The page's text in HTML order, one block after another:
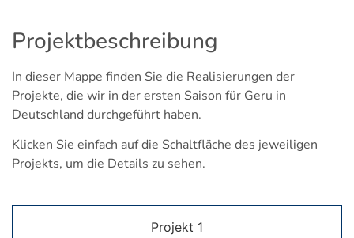
Projektbeschreibung
In dieser Mappe finden Sie die Realisierungen der
Projekte, die wir in der ersten Saison für Geru in
Deutschland durchgeführt haben.
Klicken Sie einfach auf die Schaltfläche des jeweiligen
Projekts, um die Details zu sehen.
Projekt 1